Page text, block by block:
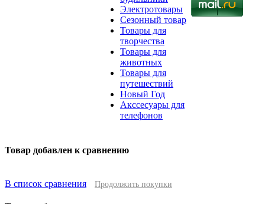
Электротовары
Сезонный товар
Товары для
творчества
Товары для
животных
Товары для
путешествий
Новый Год
Акссесуары для
телефонов
Товар добавлен к сравнению
В список сравнения Продолжить покупки